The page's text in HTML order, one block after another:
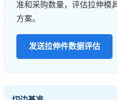
准和采购数量，评估拉伸模
方案。
发送拉伸件数据评估